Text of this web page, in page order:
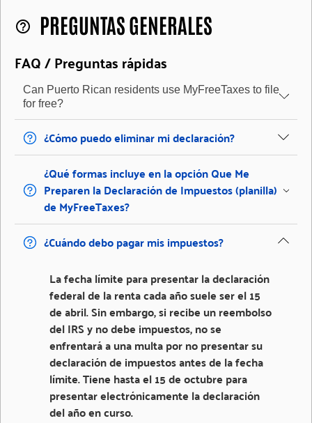
help_outline PREGUNTAS GENERALES
FAQ / Preguntas rápidas
Can Puerto Rican residents use MyFreeTaxes to file
for free?
¿Cómo puedo eliminar mi declaración?
¿Qué formas incluye en la opción Que Me
Preparen la Declaración de Impuestos (planilla)
de MyFreeTaxes?
¿Cuándo debo pagar mis impuestos?
La fecha límite para presentar la declaración
federal de la renta cada año suele ser el 15
de abril. Sin embargo, si recibe un reembolso
del IRS y no debe impuestos, no se
enfrentará a una multa por no presentar su
declaración de impuestos antes de la fecha
límite. Tiene hasta el 15 de octubre para
presentar electrónicamente la declaración
del año en curso.